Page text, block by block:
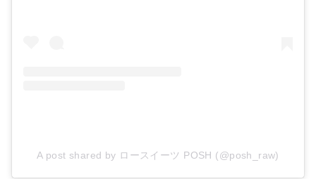
A post shared by ロースイーツ POSH (@posh_raw)